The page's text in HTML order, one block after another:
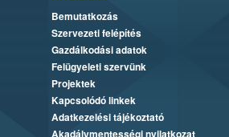
Bemutatkozás
Szervezeti felépítés
Gazdálkodási adatok
Felügyeleti szervünk
Projektek
Kapcsolódó linkek
Adatkezelési tájékoztató
Akadálymentességi nyilatkozat